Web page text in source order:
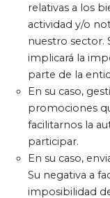
relativas a los
actividad y/o
nuestro sector.
implicará la
parte de la
En su caso,
promociones
facilitarnos la
participar.
En su caso,
Su negativa a
imposibilidad